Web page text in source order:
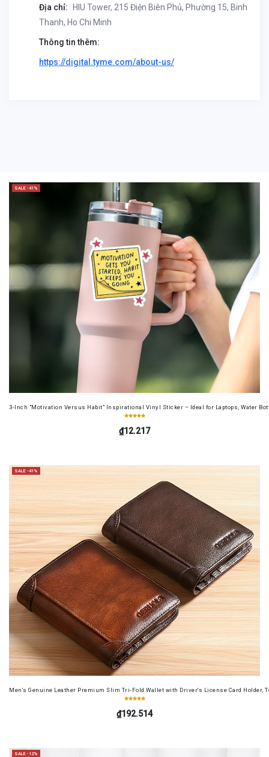
Địa chỉ:
HIU Tower, 215 Điện Biên Phủ, Phường 15, Binh
Thanh, Ho Chi Minh
Thông tin thêm:
https://digital.tyme.com/about-us/
SALE -41%
3-Inch "Motivation Versus Habit" Inspirational Vinyl Sticker – Ideal for Laptops, Water
₫12.217
SALE -41%
Men's Genuine Leather Premium Slim Tri-Fold Wallet with Driver's License Card Holder,
₫192.514
SALE -12%